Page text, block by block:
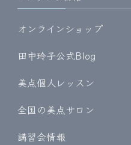
オンラインショップ
田中玲子公式Blog
美点個人レッスン
全国の美点サロン
講習会情報